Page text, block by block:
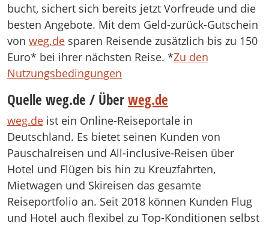
bucht, sichert sich bereits jetzt Vorfreude und die
besten Angebote. Mit dem Geld-zurück-Gutschein
von weg.de sparen Reisende zusätzlich bis zu 150
Euro* bei ihrer nächsten Reise. *Zu den
Nutzungsbedingungen
Quelle weg.de / Überweg.de
weg.de ist ein Online-Reiseportale in
Deutschland. Es bietet seinen Kunden von
Pauschalreisen und All-inclusive-Reisen über
Hotel und Flügen bis hin zu Kreuzfahrten,
Mietwagen und Skireisen das gesamte
Reiseportfolio an. Seit 2018 können Kunden Flug
und Hotel auch flexibel zu Top-Konditionen selbst